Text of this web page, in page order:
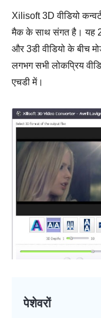
चरण 3।
Xilisoft 3D वीडियो
मैक के साथ संगत है। यह
और 3डी वीडियो के बीच
लगभग सभी लोकप्रिय
एचडी में।
पेशेवरों